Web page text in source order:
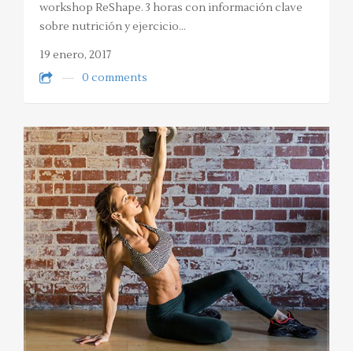
workshop ReShape. 3 horas con información clave
sobre nutrición y ejercicio…
19 enero, 2017
0 comments